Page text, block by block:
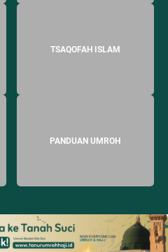
TSAQOFAH ISLAM
PANDUAN UMROH